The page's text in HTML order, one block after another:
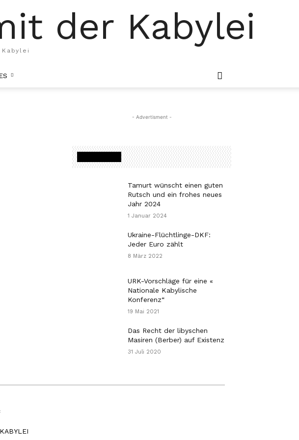
der Kabylei
- Advertisment -
Tamurt wünscht einen guten
Rutsch und ein frohes neues
Jahr 2024
1 Januar 2024
Ukraine-Flüchtlinge-DKF:
Jeder Euro zählt
8 März 2022
URK-Vorschläge für eine «
Nationale Kabylische
Konferenz“
19 Mai 2021
Das Recht der libyschen
Masiren (Berber) auf Existenz
31 Juli 2020